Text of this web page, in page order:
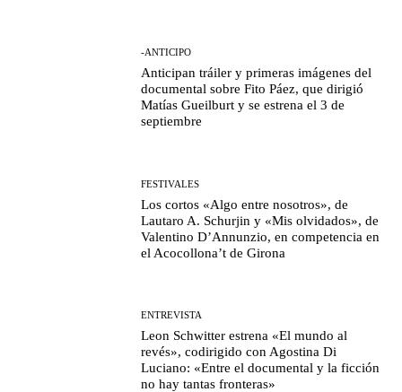
-ANTICIPO
Anticipan tráiler y primeras imágenes del
documental sobre Fito Páez, que dirigió
Matías Gueilburt y se estrena el 3 de
septiembre
FESTIVALES
Los cortos «Algo entre nosotros», de
Lautaro A. Schurjin y «Mis olvidados», de
Valentino D’Annunzio, en competencia en
el Acocollona’t de Girona
ENTREVISTA
Leon Schwitter estrena «El mundo al
revés», codirigido con Agostina Di
Luciano: «Entre el documental y la ficción
no hay tantas fronteras»